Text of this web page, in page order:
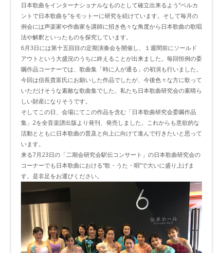
日本歌曲をインターナショナルなものとして確立出来るよう“ベルカ
ントで日本歌曲を”をモットーに研究を続けています。そして毎月の
例会には声楽家や作曲家を講師に招き色々な角度から日本歌曲の歌唱
法や解釈といったものを探究しています。
6月3日には第十五回目の定期演奏会を開催し、１週間前にソールド
アウトという大盛況のうちに終えることが出来ました。毎回恒例の委
嘱作品コーナーでは、歌曲集「時に人が通る」の初演も行いました。
今回は信長貴富氏にお願いした作品でしたが、今後色々な方に歌って
いただけそうな素敵な歌曲集でした。私たち日本歌曲研究会の素晴ら
しい財産になりそうです。
そしてこの日、会場にてこの作品を含む「日本歌曲研究会委嘱作品
集」2を全音楽譜出版より発刊、発売しました。これからも意欲的な
活動とともに日本歌曲の普及と向上に向けて進んで行きたいと思って
います。
来る7月23日の「二期会研究会駅伝コンサート」の日本歌曲研究会の
コーナーでも日本歌曲における“歌・うた・唄”で大いに盛り上げま
す。是非足をお運びください。